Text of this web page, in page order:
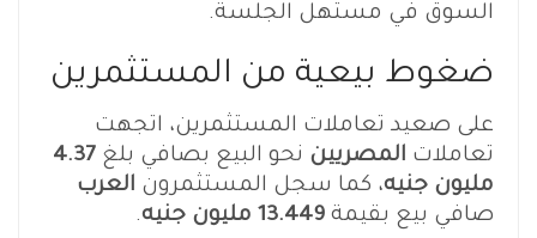
السوق في مستهل الجلسة.
ضغوط بيعية من المستثمرين
على صعيد تعاملات المستثمرين، اتجهت
تعاملات المصريين نحو البيع بصافي بلغ 4.37
مليون جنيه، كما سجل المستثمرون العرب
صافي بيع بقيمة 13.449 مليون جنيه .